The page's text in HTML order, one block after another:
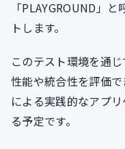
「PLAYGROUND」
トします。
このテスト環境を通
性能や統合性を評価
による実践的なアプ
る予定です。